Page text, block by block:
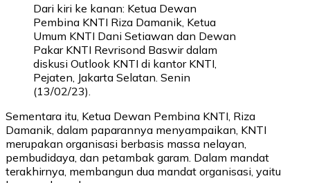
Dari kiri ke kanan: Ketua Dewan
Pembina KNTI Riza Damanik, Ketua
Umum KNTI Dani Setiawan dan Dewan
Pakar KNTI Revrisond Baswir dalam
diskusi Outlook KNTI di kantor KNTI,
Pejaten, Jakarta Selatan. Senin
(13/02/23).
Sementara itu, Ketua Dewan Pembina KNTI, Riza
Damanik, dalam paparannya menyampaikan, KNTI
merupakan organisasi berbasis massa nelayan,
pembudidaya, dan petambak garam. Dalam mandat
terakhirnya, membangun dua mandat organisasi, yaitu